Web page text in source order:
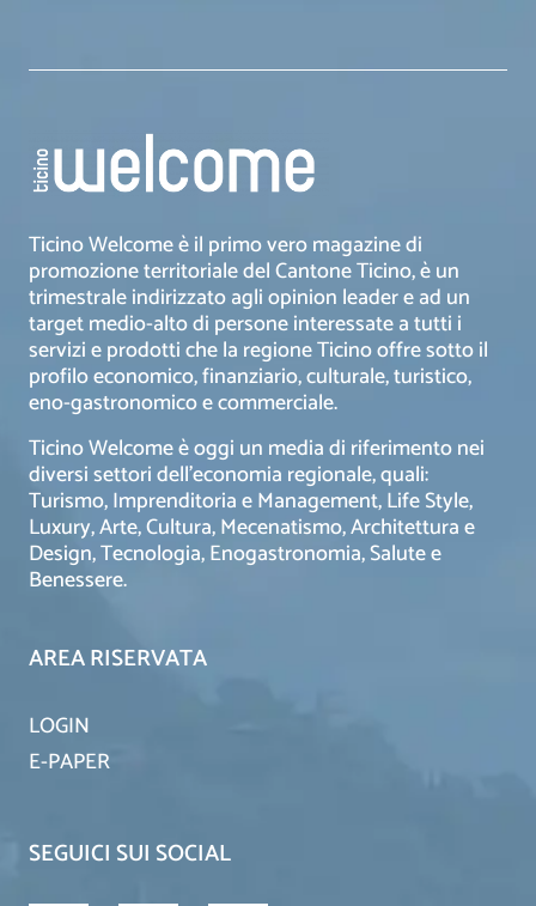
Ticino Welcome è il primo vero magazine di
promozione territoriale del Cantone Ticino, è un
trimestrale indirizzato agli opinion leader e ad un
target medio-alto di persone interessate a tutti i
servizi e prodotti che la regione Ticino offre sotto il
profilo economico, finanziario, culturale, turistico,
eno-gastronomico e commerciale.
Ticino Welcome è oggi un media di riferimento nei
diversi settori dell’economia regionale, quali:
Turismo, Imprenditoria e Management, Life Style,
Luxury, Arte, Cultura, Mecenatismo, Architettura e
Design, Tecnologia, Enogastronomia, Salute e
Benessere.
AREA RISERVATA
LOGIN
E-PAPER
SEGUICI SUI SOCIAL